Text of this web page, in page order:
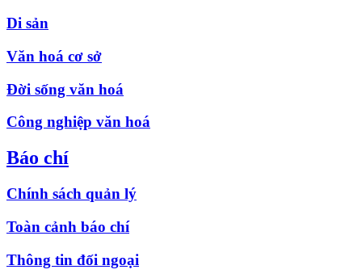
Di sản
Văn hoá cơ sở
Đời sống văn hoá
Công nghiệp văn hoá
Báo chí
Chính sách quản lý
Toàn cảnh báo chí
Thông tin đối ngoại